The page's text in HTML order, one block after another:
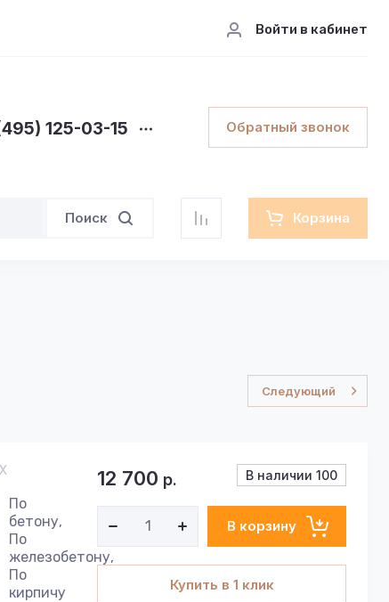
Войти в кабинет
125-03-15 Обратный звонок
Поиск Корзина
Следующий
По
бетону,
По
железобетону,
По
кирпичу
В наличии 100
12 700 р.
В корзину
Купить в 1 клик